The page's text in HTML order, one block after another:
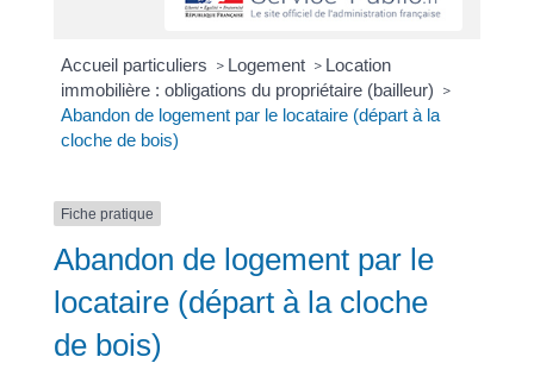
Accueil particuliers > Logement > Location
immobilière : obligations du propriétaire (bailleur) >
Abandon de logement par le locataire (départ à la
cloche de bois)
Fiche pratique
Abandon de logement par le
locataire (départ à la cloche
de bois)